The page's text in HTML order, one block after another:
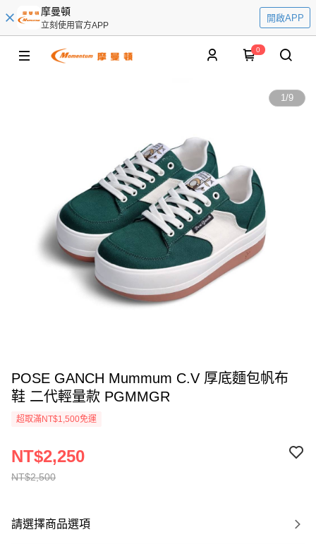
摩曼頓
立刻使用官方APP
開啟APP
0
1/9
POSE GANCH Mummum C.V 厚底麵包帆布
鞋 二代輕量款 PGMMGR
超取滿NT$1,500免運
NT$2,500
NT$2,250
請選擇商品選項